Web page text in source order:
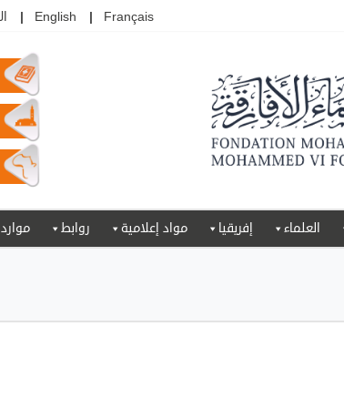
Français
English
العلماء إفريقيا مواد إعلامية روابط موارد